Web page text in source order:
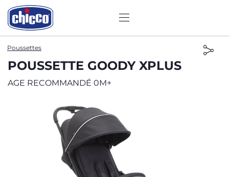
Poussettes
POUSSETTE GOODY XPLUS
AGE RECOMMANDÉ 0M+